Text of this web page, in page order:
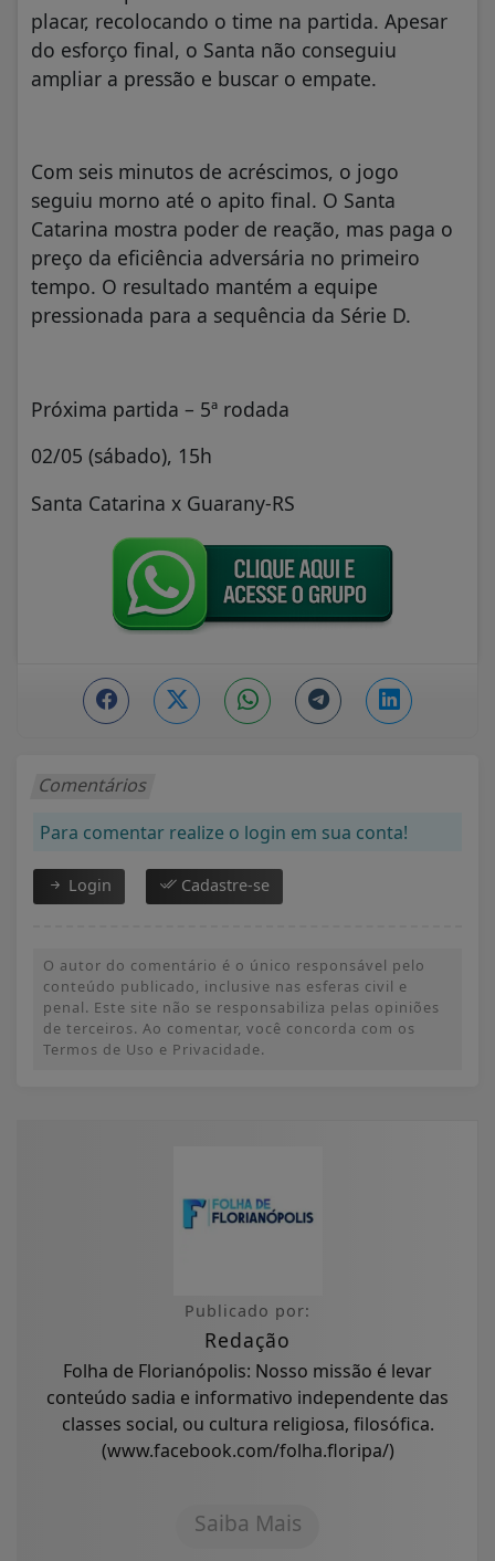
placar, recolocando o time na partida. Apesar
do esforço final, o Santa não conseguiu
ampliar a pressão e buscar o empate.
Com seis minutos de acréscimos, o jogo
seguiu morno até o apito final. O Santa
Catarina mostra poder de reação, mas paga o
preço da eficiência adversária no primeiro
tempo. O resultado mantém a equipe
pressionada para a sequência da Série D.
Próxima partida – 5ª rodada
02/05 (sábado), 15h
Santa Catarina x Guarany-RS
Comentários
Para comentar realize o login em sua conta!
Login Cadastre-se
O autor do comentário é o único responsável pelo
conteúdo publicado, inclusive nas esferas civil e
penal. Este site não se responsabiliza pelas opiniões
de terceiros. Ao comentar, você concorda com os
Termos de Uso e Privacidade.
Publicado por:
Redação
Folha de Florianópolis: Nosso missão é levar
conteúdo sadia e informativo independente das
classes social, ou cultura religiosa, filosófica.
(www.facebook.com/folha.floripa/)
Saiba Mais